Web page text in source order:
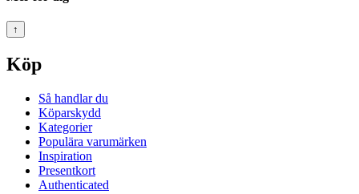
↑
Köp
Så handlar du
Köparskydd
Kategorier
Populära varumärken
Inspiration
Presentkort
Authenticated